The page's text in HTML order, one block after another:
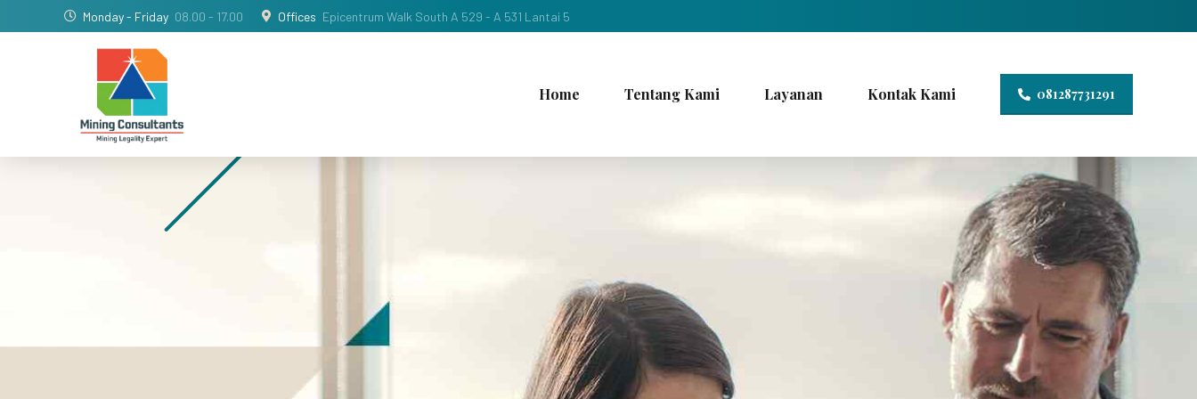
Monday - Friday 08.00 - 17.00 Offices Epicentrum Walk South A 529 - A 531 Lantai 5
081287731291
Home Tentang Kami Layanan Kontak Kami